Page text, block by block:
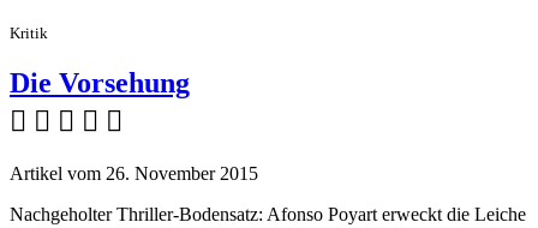
Kritik
Die Vorsehung
    
Artikel vom 26. November 2015
Nachgeholter Thriller-Bodensatz: Afonso Poyart erweckt die Leiche